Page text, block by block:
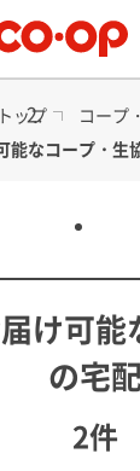
ップ
コープ
能なコープ・生
け可能
の宅
2件